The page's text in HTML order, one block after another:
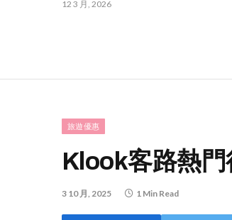
12 3 月, 2026
旅遊優惠
Klook客路熱
3 10 月, 2025 1 Min Read